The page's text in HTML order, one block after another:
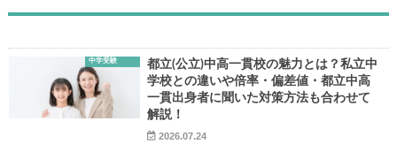
中学受験
都立(公立)中高一貫校の魅力とは？私立中
学校との違いや倍率・偏差値・都立中高
一貫出身者に聞いた対策方法も合わせて
解説！
2026.07.24